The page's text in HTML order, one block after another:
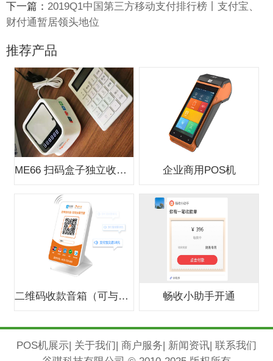
下一篇： 2019Q1中国第三方移动支付排行榜丨支付宝、
财付通暂居领头地位
推荐产品
ME66 扫码盒子独立收款支付盒子 企业商用POS机
二维码收款音箱（可与银行合作办0费 畅收小助手开通
POS机展示 关于我们 商户服务 新闻资讯 联系我们